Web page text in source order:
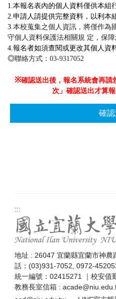
1.本報名表內的個人資料僅供本組
2.申請人請提供完整資料，以利本
3. 本校蒐集之個人資訊，將僅作為
守個人資料保護法相關規 定，保障
4.報名者如須查閱或更改其個人資
◎聯絡方式：03-9317052
※確認送出後，報名系統會再請
次」確認送出才算報
確
:::
地址 : 26047 宜蘭縣宜蘭市神
話：(03)931-7052, 0972-
統一編號：02415271 ｜校安值
教務長室信箱 :